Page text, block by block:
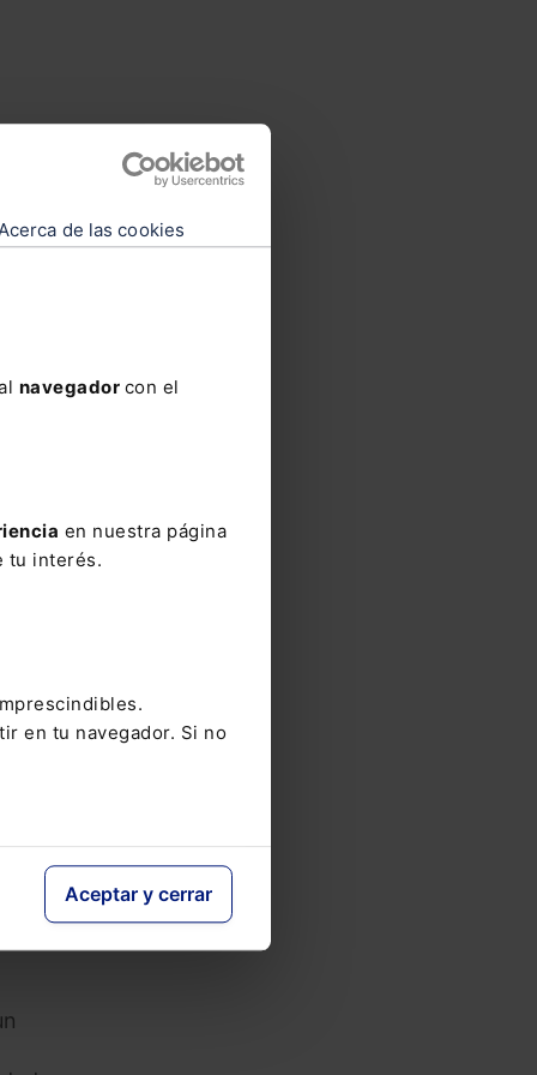
de las cookies
navegador con el
en nuestra página
tu interés.
en tu navegador. Si no
Aceptar y cerrar
de
Y